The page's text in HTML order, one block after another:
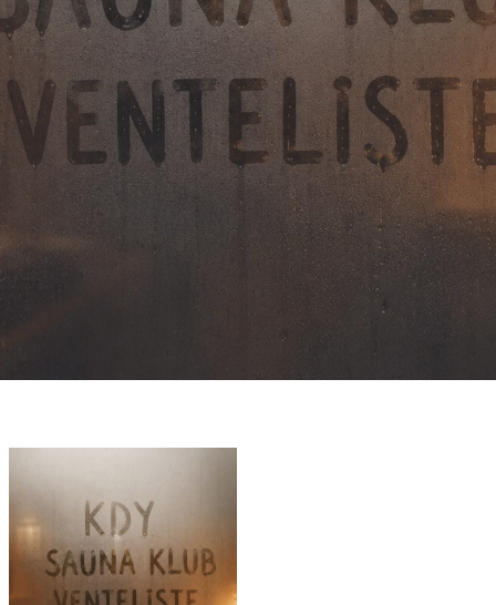
Talent & Elite
Onboard
KDYPartnere
OmKDY
Shop